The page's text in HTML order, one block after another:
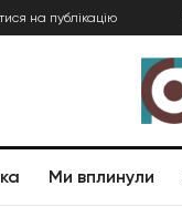
на публікацію
Ми вплинули